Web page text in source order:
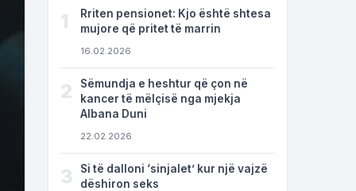
1
Rriten pensionet: Kjo është shtesa
mujore që pritet të marrin
16.02.2026
2
Sëmundja e heshtur që çon në
kancer të mëlçisë nga mjekja
Albana Duni
22.02.2026
3
Si të dalloni ‘sinjalet’ kur një vajzë
dëshiron seks